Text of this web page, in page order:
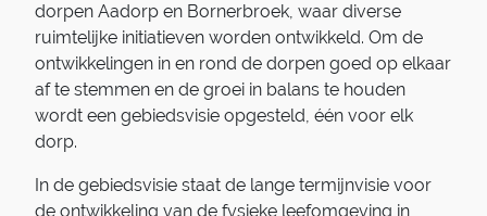
dorpen Aadorp en Bornerbroek, waar diverse
ruimtelijke initiatieven worden ontwikkeld. Om de
ontwikkelingen in en rond de dorpen goed op elkaar
af te stemmen en de groei in balans te houden
wordt een gebiedsvisie opgesteld, één voor elk
dorp.
In de gebiedsvisie staat de lange termijnvisie voor
de ontwikkeling van de fysieke leefomgeving in